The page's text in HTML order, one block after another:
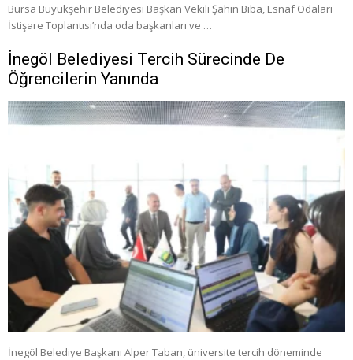
Bursa Büyükşehir Belediyesi Başkan Vekili Şahin Biba, Esnaf Odaları
İstişare Toplantısı’nda oda başkanları ve …
İnegöl Belediyesi Tercih Sürecinde De
Öğrencilerin Yanında
İnegöl Belediye Başkanı Alper Taban, üniversite tercih döneminde